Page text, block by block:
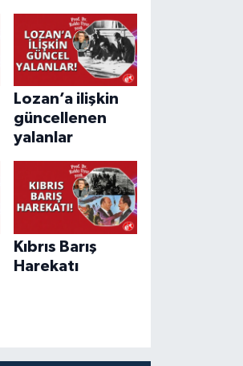
Lozan’a ilişkin
güncellenen
yalanlar
Kıbrıs Barış
Harekatı